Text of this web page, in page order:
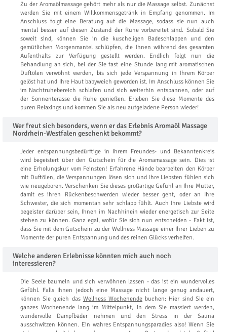
Zu der Aromaölmassage gehört mehr als nur die Massage selbst. Zunächst
werden Sie mit einem Willkommensgetränk in Empfang genommen. Im
Anschluss folgt eine Beratung auf die Massage, sodass sie nun auch
mental besser auf diesen Zustand der Ruhe vorbereitet sind. Sobald Sie
soweit sind, können Sie in die kuscheligen Badeschlappen und den
gemütlichen Morgenmantel schlüpfen, die Ihnen während des gesamten
Aufenthalts zur Verfügung gestellt werden. Endlich folgt nun die
Behandlung an sich, bei der Sie fast eine Stunde lang mit aromatischen
Duftölen verwöhnt werden, bis sich jede Verspannung in Ihrem Körper
gelöst hat und Ihre Haut babyweich geworden ist. Im Anschluss können Sie
im Nachtruhebereich schlafen und sich weiterhin entspannen, oder auf
der Sonnenterasse die Ruhe genießen. Erleben Sie diese Momente des
puren Relaxings und kommen Sie als neu aufgeladene Person wieder!
Wer freut sich besonders, wenn er das Erlebnis Aromaöl Massage
Nordrhein-Westfalen geschenkt bekommt?
Jeder entspannungsbedürftige in Ihrem Freundes- und Bekanntenkreis
wird begeistert über den Gutschein für die Aromamassage sein. Dies ist
eine Erholungskur vom Feinsten! Erfahrene Hände bearbeiten den Körper
mit Duftölen, die Verspannungen lösen sich und Ihre Liebsten fühlen sich
wie neugeboren. Verschenken Sie dieses großartige Gefühl an Ihre Mutter,
damit es ihren Rückenbeschwerden wieder besser geht, oder an Ihre
Schwester, die sich momentan sehr schlapp fühlt. Auch Ihre Liebste wird
begeister darüber sein, Ihnen im Nachhinein wieder energetisch zur Seite
stehen zu können. Ganz egal, wofür Sie sich nun entscheiden - Fakt ist,
dass Sie mit dem Gutschein zu der Wellness Massage einer Ihrer Lieben zu
Momente der puren Entspannung und des reinen Glücks verhelfen.
Welche anderen Erlebnisse könnten mich auch noch
interessieren?
Die Seele baumeln und sich verwöhnen lassen - das ist ein wundervolles
Gefühl. Falls Ihnen jedoch eine Massage nicht lange genug andauert,
können Sie gleich das Wellness Wochenende buchen: Hier sind Sie ein
ganzes Wochenende lang im Mittelpunkt, in dem Sie massiert werden,
wundervolle Dampfbäder nehmen und den Stress in der Sauna
ausschwitzen können. Ein wahres Entspannungsparadies also! Wenn Sie